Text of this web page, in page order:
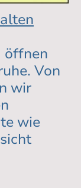
öffnen
Von
wir
wie